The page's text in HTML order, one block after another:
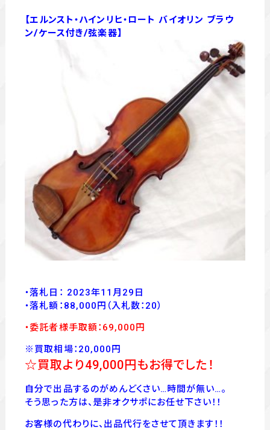
【エルンスト・ハインリヒ・ロート バイオリン ブラウ
ン/ケース付き/弦楽器】
・落札日： 2023年11月29日
・落札額：88,000 円 （入札数：20）
・委託者様手取額：69,000 円
※買取相場：20,000円
☆買取より49,000円もお得でした！
自分で出品するのがめんどくさい…時間が無い…。
そう思った方は、是非オクサポにお任せ下さい！！
お客様の代わりに、出品代行をさせて頂きます！！